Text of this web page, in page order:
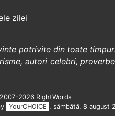
zilei
potrivite din toate
, autori celebri,
2026 RightWords
YourCHOICE , sâmbătă, 8 august